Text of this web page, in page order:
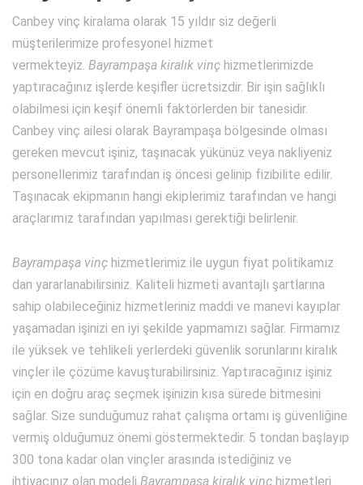
Canbey vinç kiralama olarak 15 yıldır siz değerli
müşterilerimize profesyonel hizmet
vermekteyiz. Bayrampaşa kiralık vinç hizmetlerimizde
yaptıracağınız işlerde keşifler ücretsizdir. Bir işin sağlıklı
olabilmesi için keşif önemli faktörlerden bir tanesidir.
Canbey vinç ailesi olarak Bayrampaşa bölgesinde olması
gereken mevcut işiniz, taşınacak yükünüz veya nakliyeniz
personellerimiz tarafından iş öncesi gelinip fizibilite edilir.
Taşınacak ekipmanın hangi ekiplerimiz tarafından ve hangi
araçlarımız tarafından yapılması gerektiği belirlenir.
Bayrampaşa vinç hizmetlerimiz ile uygun fiyat politikamız
dan yararlanabilirsiniz. Kaliteli hizmeti avantajlı şartlarına
sahip olabileceğiniz hizmetleriniz maddi ve manevi kayıplar
yaşamadan işinizi en iyi şekilde yapmamızı sağlar. Firmamız
ile yüksek ve tehlikeli yerlerdeki güvenlik sorunlarını kiralık
vinçler ile çözüme kavuşturabilirsiniz. Yaptıracağınız işiniz
için en doğru araç seçmek işinizin kısa sürede bitmesini
sağlar. Size sunduğumuz rahat çalışma ortamı iş güvenliğine
vermiş olduğumuz önemi göstermektedir. 5 tondan başlayıp
300 tona kadar olan vinçler arasında istediğiniz ve
ihtiyacınız olan modeli Bayrampaşa kiralık vinç hizmetleri